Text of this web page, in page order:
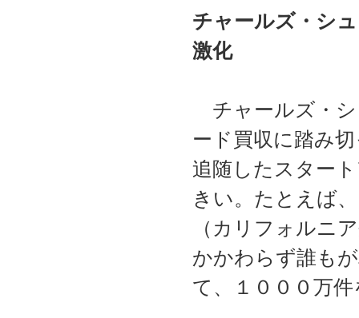
チャールズ・シ
激化
チャールズ・シ
ード買収に踏み
追随したスター
きい。たとえば
（カリフォルニ
かかわらず誰も
て、１０００万